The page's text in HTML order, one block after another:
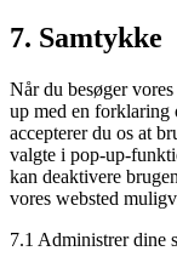
Consent
to
diverse
7. Samtykke
Når du besøger
up med en forklaring
accepterer du os at
valgte i pop-up-
kan deaktivere
vores websted
7.1 Administrer dine